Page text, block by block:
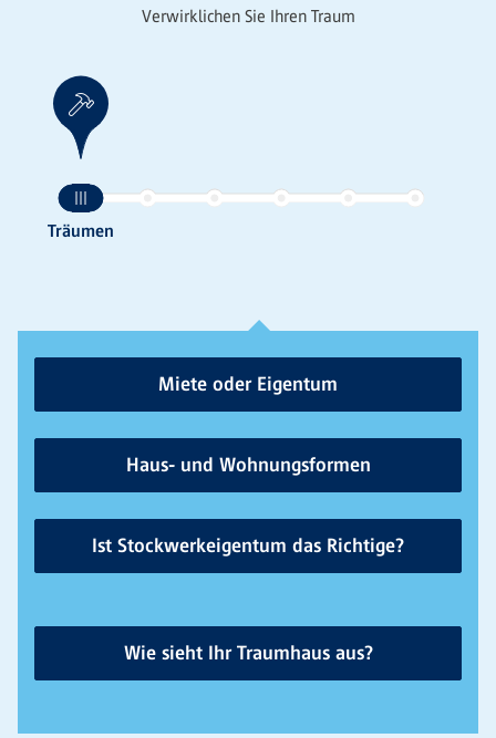
Verwirklichen Sie Ihren Traum
Miete oder Eigentum
Haus- und Wohnungsformen
Ist Stockwerkeigentum das Richtige?
Wie sieht Ihr Traumhaus aus?